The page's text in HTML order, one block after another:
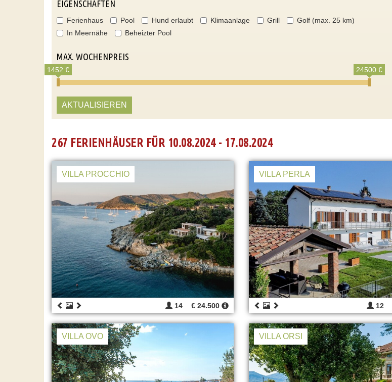
EIGENSCHAFTEN
Ferienhaus Pool Hund erlaubt Klimaanlage Grill
Golf (max. 25 km)
In Meernähe
Beheizter Pool
MAX. WOCHENPREIS
1452 € 24500 €
AKTUALISIEREN
267 FERIENHÄUSER FÜR 10.08.2024 - 17.08.2024
VILLA PROCCHIO
14 € 24.500
VILLA PERLA
12
VILLA OVO VILLA ORSI